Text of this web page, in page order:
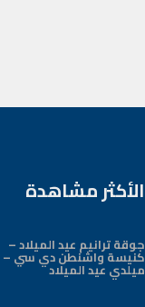
الأكثر مشاهدة
جوقة ترانيم عيد الميلاد –
كنيسة واشنطن دي سي –
ميلدي عيد الميلاد